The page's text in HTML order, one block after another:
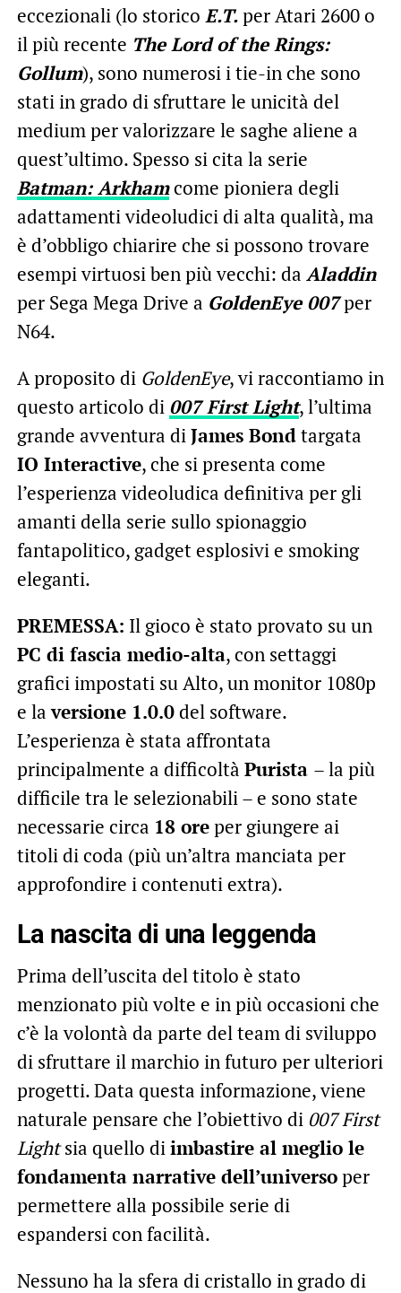
eccezionali (lo storico E.T.per Atari 2600 o
il più recente The Lord of the Rings:
Gollum), sono numerosi i tie-in che sono
stati in grado di sfruttare le unicità del
medium per valorizzare le saghe aliene a
quest’ultimo. Spesso si cita la serie
Batman: Arkhamcome pioniera degli
adattamenti videoludici di alta qualità, ma
è d’obbligo chiarire che si possono trovare
esempi virtuosi ben più vecchi: da Aladdin
per Sega Mega Drive a GoldenEye 007per
N64.
A proposito di GoldenEye, vi raccontiamo in
questo articolo di 007 First Light, l’ultima
grande avventura diJames Bondtargata
IO Interactive, che si presenta come
l’esperienza videoludica definitiva per gli
amanti della serie sullo spionaggio
fantapolitico, gadget esplosivi e smoking
eleganti.
PREMESSA: Il gioco è stato provato su un
PC di fascia medio-alta, con settaggi
grafici impostati su Alto, un monitor 1080p
e laversione 1.0.0del software.
L’esperienza è stata affrontata
principalmente a difficoltà Purista – la più
difficile tra le selezionabili – e sono state
necessarie circa 18 oreper giungere ai
titoli di coda (più un’altra manciata per
approfondire i contenuti extra).
La nascita di una leggenda
Prima dell’uscita del titolo è stato
menzionato più volte e in più occasioni che
c’è la volontà da parte del team di sviluppo
di sfruttare il marchio in futuro per ulteriori
progetti. Data questa informazione, viene
naturale pensare che l’obiettivo di 007 First
Lightsia quello diimbastire al meglio le
fondamenta narrative dell’universoper
permettere alla possibile serie di
espandersi con facilità.
Nessuno ha la sfera di cristallo in grado di